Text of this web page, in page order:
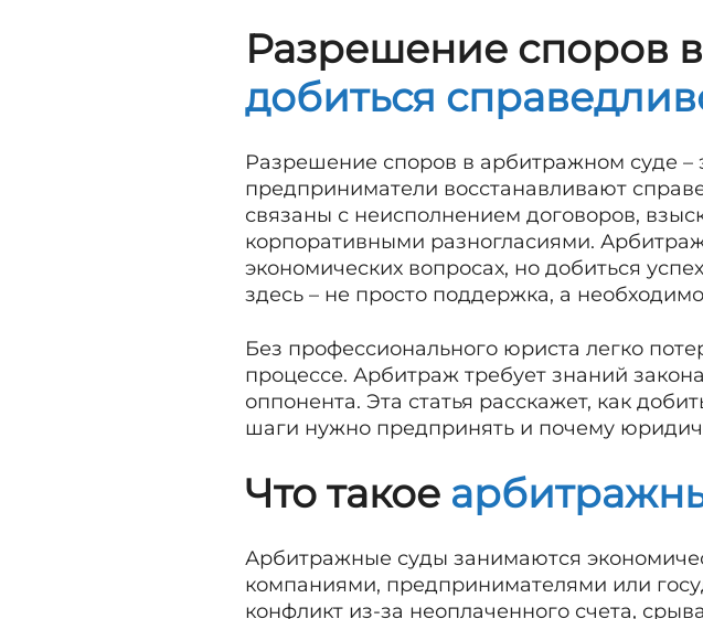
Разрешение споров
добиться
Разрешение споров в арбитражном суде –
предприниматели восстанавливают
связаны с неисполнением договоров,
корпоративными разногласиями.
экономических вопросах, но добиться
здесь – не просто поддержка, а
Без профессионального юриста легко
процессе. Арбитраж требует знаний
оппонента. Эта статья расскажет, как
шаги нужно предпринять и почему
Что такое
Арбитражные суды занимаются
компаниями, предпринимателями или
конфликт из-за неоплаченного счета,